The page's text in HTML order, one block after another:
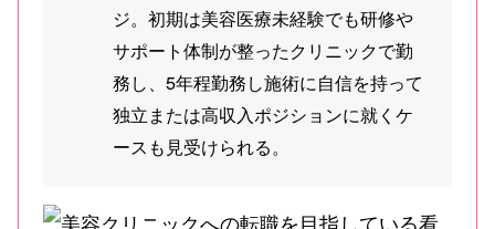
ジ。初期は美容医療未経験でも研修や
サポート体制が整ったクリニックで勤
務し、5年程勤務し施術に自信を持って
独立または高収入ポジションに就くケ
ースも見受けられる。